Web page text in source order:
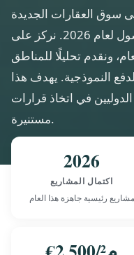
سوق العقارات الجديدة
قيد الإنشاء في كوستا ديل سول لعام 2026. نركز على
ونقدم تحليلًا للمناطق
النموذجية. يهدف هذا
في اتخاذ قرارات
مستنيرة.
2026
اكتمال المشاريع
مشاريع رئيسية جاهزة هذا العام